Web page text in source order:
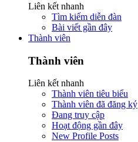
Liên kết nhanh
Tìm kiếm diễn đàn
Bài viết gần đây
Thành viên
Thành viên
Liên kết nhanh
Thành viên tiêu biểu
Thành viên đã đăng ký
Đang truy cập
Hoạt động gần đây
New Profile Posts